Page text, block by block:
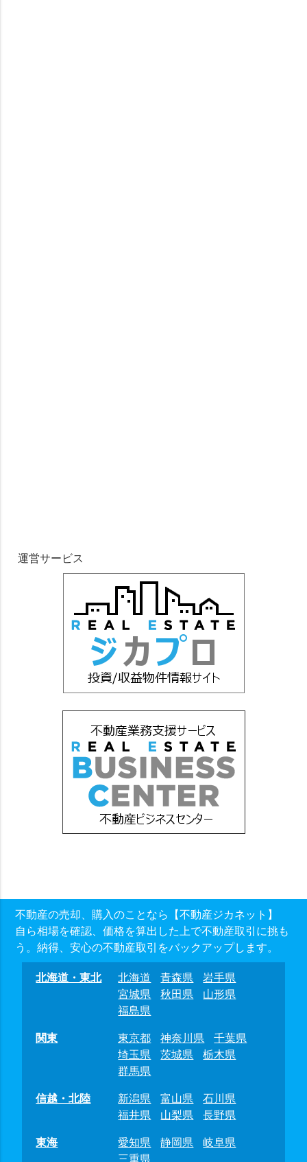
運営サービス
不動産の売却、購入のことなら【不動産ジカネット】
自ら相場を確認、価格を算出した上で不動産取引に挑も
う。納得、安心の不動産取引をバックアップします。
北海道・東北 北海道 青森県
岩手県
宮城県
秋田県
山形県
福島県
関東
東京都 神奈川県
千葉県
埼玉県
茨城県
栃木県
群馬県
信越・北陸
新潟県 富山県
石川県
福井県
山梨県
長野県
東海
愛知県 静岡県
岐阜県
三重県